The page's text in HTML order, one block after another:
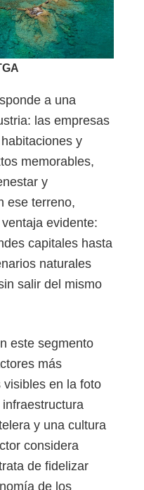
a una
las empresas
y
memorables,
y
ese terreno,
evidente:
capitales hasta
naturales
salir del mismo
este segmento
más
en la foto
y una cultura
considera
de fidelizar
de los